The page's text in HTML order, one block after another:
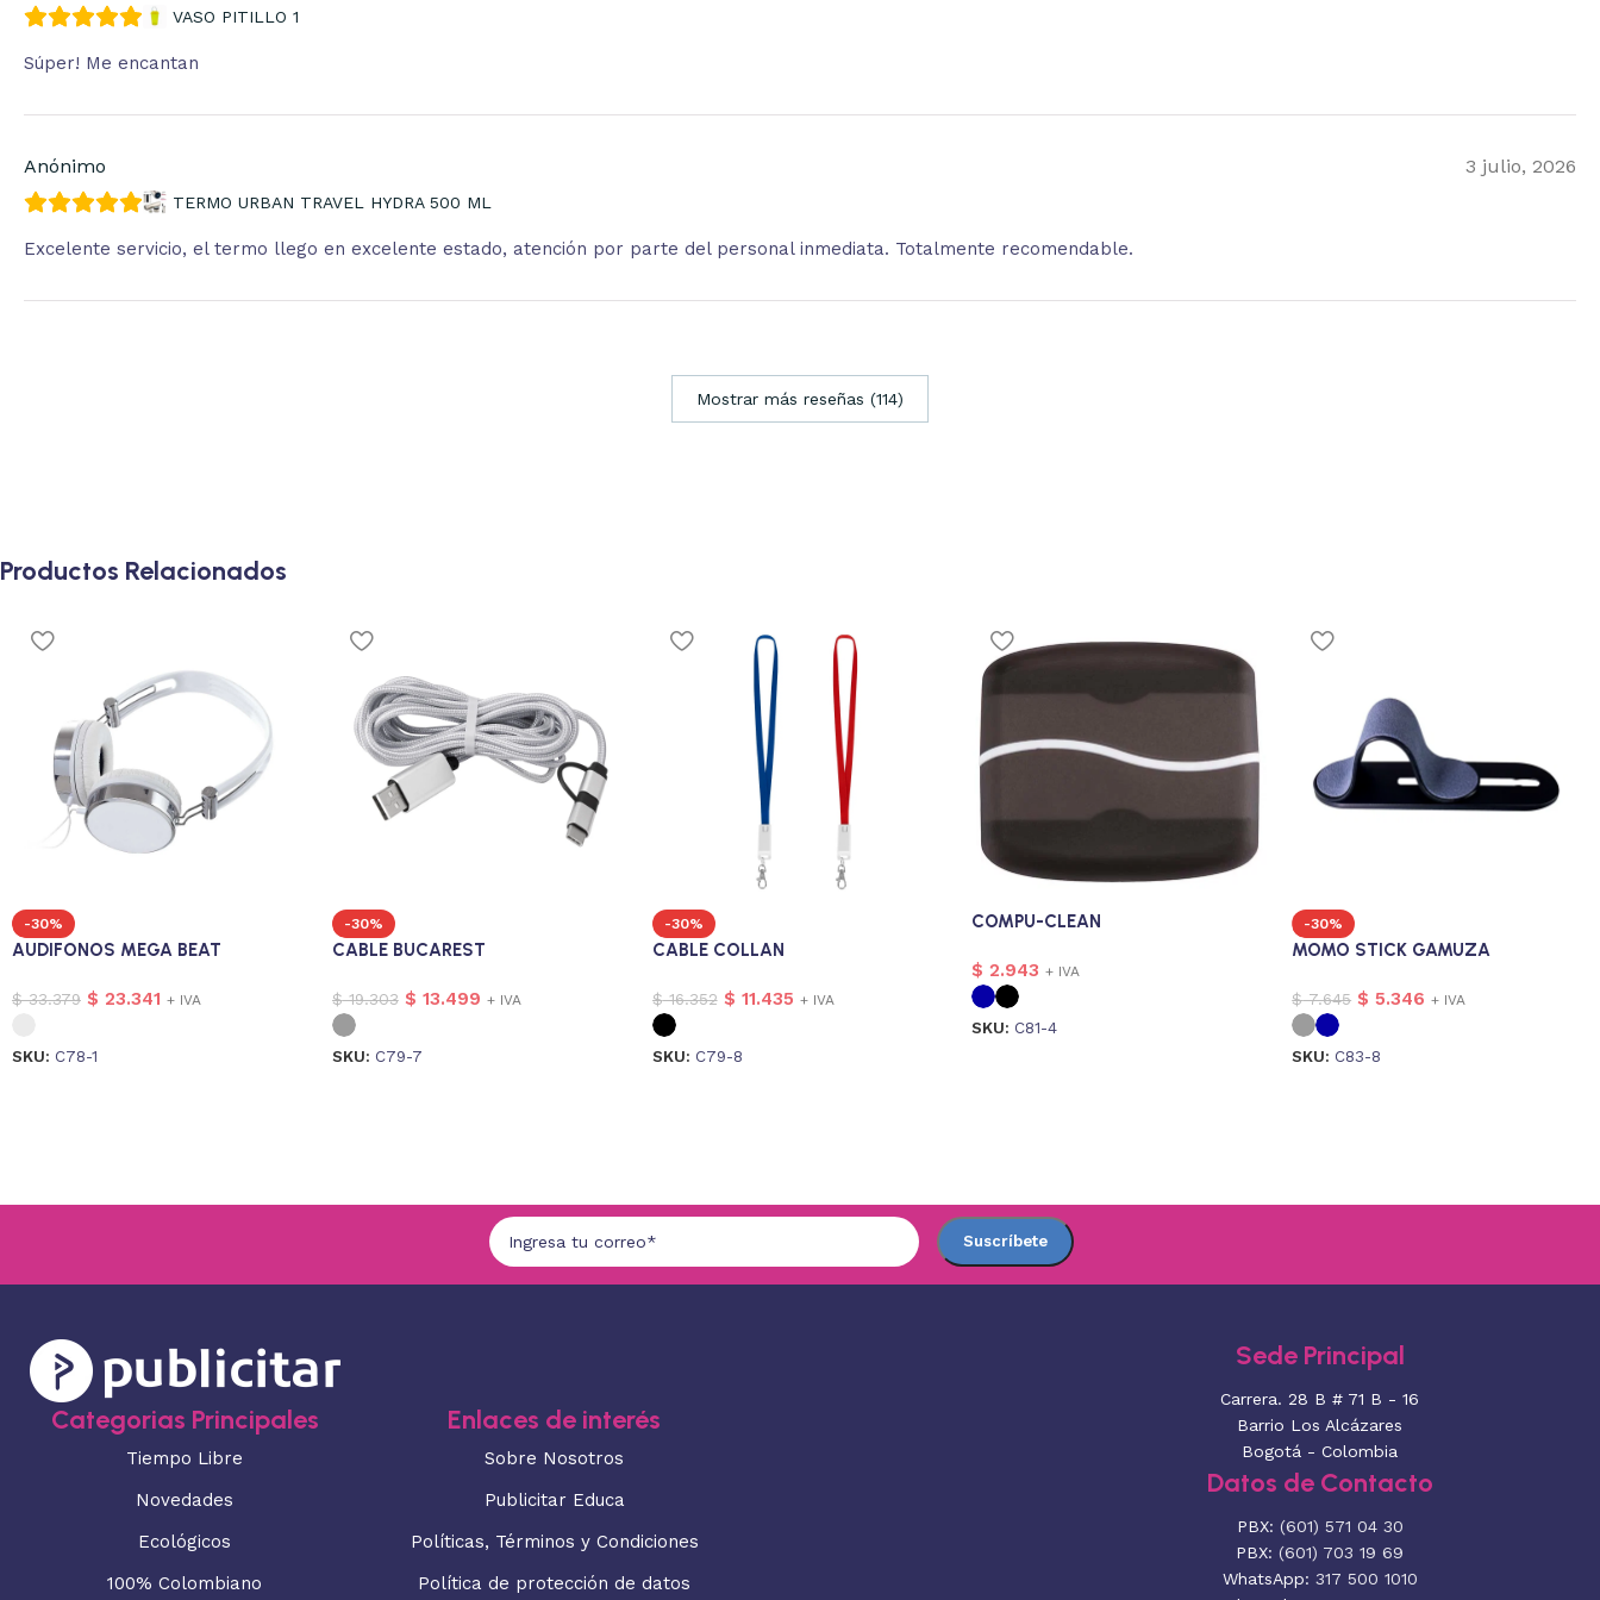
VASO PITILLO 1
Súper! Me encantan
Anónimo 3 julio, 2026
TERMO URBAN TRAVEL HYDRA 500 ML
Excelente servicio, el termo llego en excelente estado, atención por parte del personal inmediata. Totalmente recomendable.
Mostrar más reseñas (114)
Productos Relacionados
-30%
AUDIFONOS MEGA BEAT
$33.379 $ 23.341 + IVA
SKU: C78-1
-30%
CABLE BUCAREST
$19.303 $ 13.499 + IVA
SKU: C79-7
-30%
CABLE COLLAN
$16.352 $ 11.435 + IVA
SKU: C79-8
COMPU-CLEAN
$ 2.943 + IVA
SKU: C81-4
-30%
MOMO STICK GAMUZA
$7.645 $ 5.346 + IVA
SKU: C83-8
Categorias Principales
Tiempo Libre
Novedades
Ecológicos
100% Colombiano
Enlaces de interés
Sobre Nosotros
Publicitar Educa
Políticas, Términos y Condiciones
Política de protección de datos
Sede Principal
Carrera. 28 B # 71 B - 16
Barrio Los Alcázares
Bogotá - Colombia
Datos de Contacto
PBX: (601) 571 04 30
PBX: (601) 703 19 69
WhatsApp: 317 500 1010